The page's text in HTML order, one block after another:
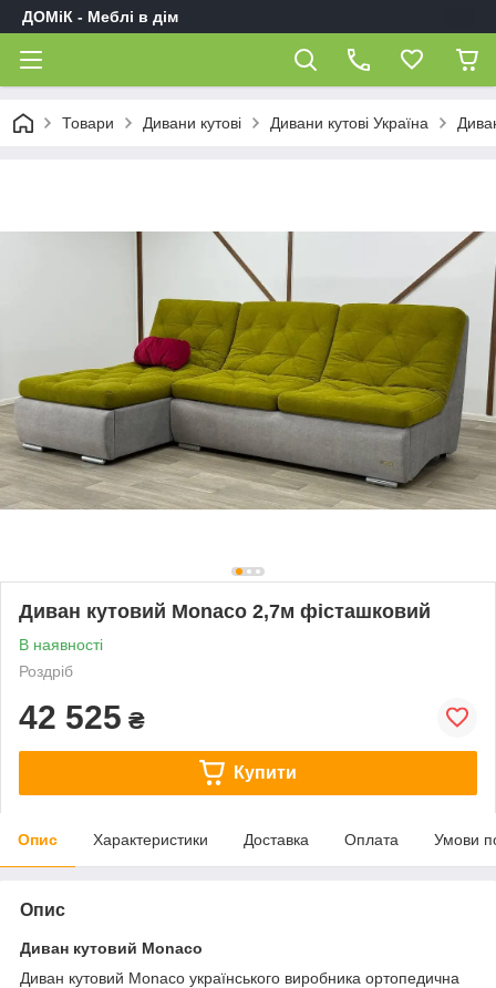
ДОМіК - Меблі в дім
Товари Дивани кутові Дивани кутові Україна
Диван кутовий Monaco 2,7м фісташковий
В наявності
Роздріб
42 525 ₴
Купити
Опис Характеристики Доставка Оплата Умови
Опис
Диван кутовий Monaco
Диван кутовий Monaco українського виробника ортопедична